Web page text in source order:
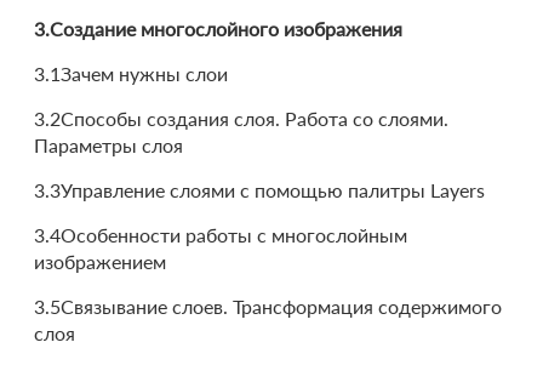
3.Создание многослойного изображения
3.1Зачем нужны слои
3.2Способы создания слоя. Работа со слоями.
Параметры слоя
3.3Управление слоями с помощью палитры Layers
3.4Особенности работы с многослойным
изображением
3.5Связывание слоев. Трансформация содержимого
слоя